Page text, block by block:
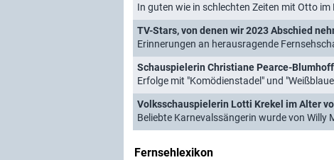
In guten wie in schlechten Zeiten mit Otto
TV-Stars, von denen wir 2023 Abschied
Erinnerungen an herausragende
Schauspielerin Christiane Pearce-
Erfolge mit "Komödienstadel" und
Volksschauspielerin Lotti Krekel im Alter
Beliebte Karnevalssängerin wurde von
Fernsehlexikon